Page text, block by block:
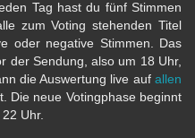
Tag hast du fünf Stimmen
zum Voting stehenden Titel
oder negative Stimmen. Das
der Sendung, also um 18 Uhr,
die Auswertung live auf allen
Die neue Votingphase beginnt
Uhr.